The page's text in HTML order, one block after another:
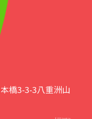
橋3-3-3八重洲山
© 2023 Jmade inc.